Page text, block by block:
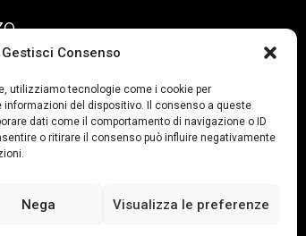
Gestisci Consenso
utilizziamo tecnologie come i cookie per
del dispositivo. Il consenso a queste
dati come il comportamento di navigazione o ID
o ritirare il consenso può influire negativamente
Nega Visualizza le preferenze